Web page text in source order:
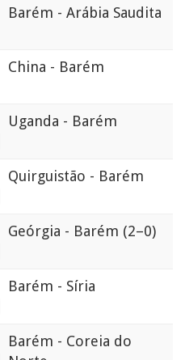
Barém - Arábia Saudita
China - Barém
Uganda - Barém
Quirguistão - Barém
Geórgia - Barém (2–0)
Barém - Síria
Barém - Coreia do